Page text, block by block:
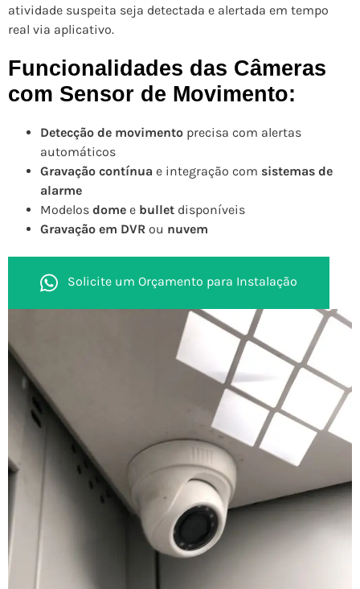
atividade suspeita seja detectada e alertada em tempo
real via aplicativo.
Funcionalidades das Câmeras
com Sensor de Movimento:
Detecção de movimento precisa com alertas
automáticos
Gravação contínua e integração com sistemas de
alarme
Modelos dome e bullet disponíveis
Gravação em DVR ou nuvem
Solicite um Orçamento para Instalação